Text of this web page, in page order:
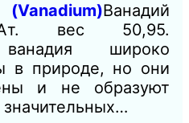
Ванадий
Aт. вес 50,95.
широко
в природе, но они
и не образуют